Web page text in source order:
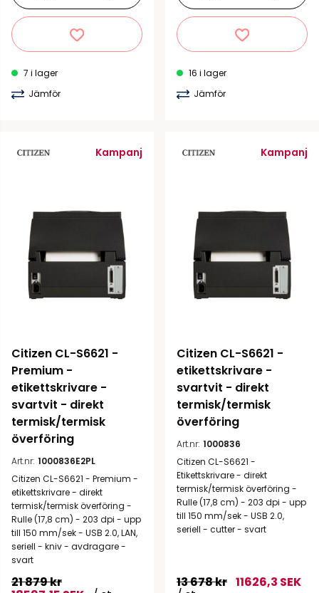
7 i lager
Jämför
16 i lager
Jämför
Kampanj
Citizen CL-S6621 -
Premium -
etikettskrivare -
svartvit - direkt
termisk/termisk
överföring
Art.nr: 1000836E2PL
Citizen CL-S6621 - Premium -
etikettskrivare - direkt
termisk/termisk överföring -
Rulle (17,8 cm) - 203 dpi - upp
till 150 mm/sek - USB 2.0, LAN,
seriell - kniv - avdragare -
svart
21 879 kr
Kampanj
Citizen CL-S6621 -
etikettskrivare -
svartvit - direkt
termisk/termisk
överföring
Art.nr: 1000836
Citizen CL-S6621 -
Etikettskrivare - direkt
termisk/termisk överföring -
Rulle (17,8 cm) - 203 dpi - upp
till 150 mm/sek - USB 2.0,
seriell - cutter - svart
13 678 kr 11626,3 SEK